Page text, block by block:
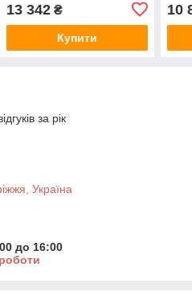
навколо очей Keenwell
OPTIMA 55 мл + 30 мл +
13 342₴
Купити
мл
10
за рік
Україна
до 16:00